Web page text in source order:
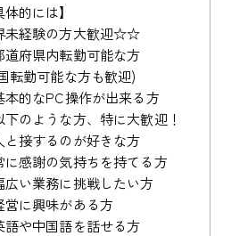
体的には】
未経験の方大歓迎☆☆
道府県内転勤可能な方
転勤可能な方も歓迎)
本的なPC操作が出来る方
のような方、特に大歓迎！
接するのが好きな方
感謝の気持ちを持てる方
い業務に挑戦したい方
に興味がある方
や中国語を話せる方